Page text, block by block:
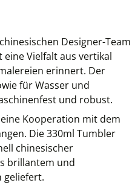
Designer-Team
eine Vielfalt aus vertikal
erinnert. Der
für Wasser und
und robust.
Kooperation mit dem
Die 330ml Tumbler
chinesischer
brillantem und
geliefert.